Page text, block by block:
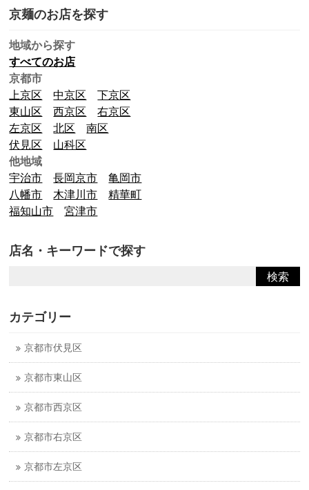
京麺のお店を探す
地域から探す
すべてのお店
京都市
上京区
中京区
下京区
東山区
西京区
右京区
左京区
北区
南区
伏見区
山科区
他地域
宇治市
長岡京市
亀岡市
八幡市
木津川市
精華町
福知山市
宮津市
店名・キーワードで探す
カテゴリー
京都市伏見区
京都市東山区
京都市西京区
京都市右京区
京都市左京区